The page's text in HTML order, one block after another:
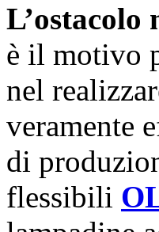
è il motivo
nel
veramente
di
flessibili